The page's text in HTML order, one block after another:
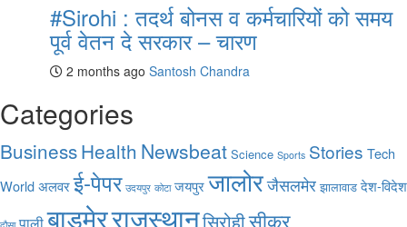
#Sirohi : तदर्थ बोनस व कर्मचारियों को समय
पूर्व वेतन दे सरकार – चारण
2 months ago Santosh Chandra
Categories
BusinessHealth Newsbeat Science Sports Stories Tech
Worldअलवरई-पेपर उदयपुर कोटा जयपुरजालोरजैसलमेर झालावाड देश-विदेश
बाड़मेरराजस्थानसिरोहीसीकर